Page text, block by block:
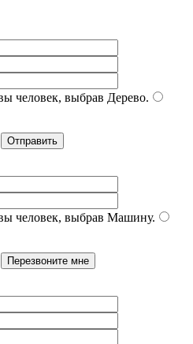
человек, выбрав Дерево.
человек, выбрав Машину.